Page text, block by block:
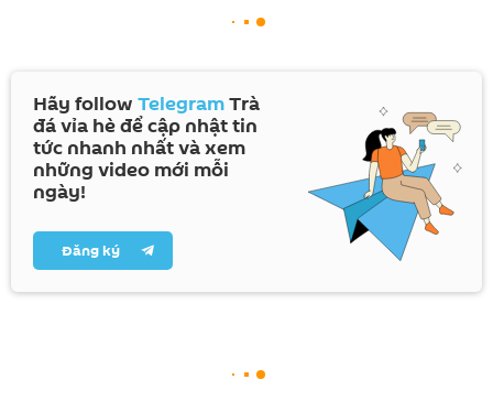
Hãy follow TelegramTrà
đá vỉa hè để cập nhật tin
tức nhanh nhất và xem
những video mới mỗi
ngày!
Đăng ký